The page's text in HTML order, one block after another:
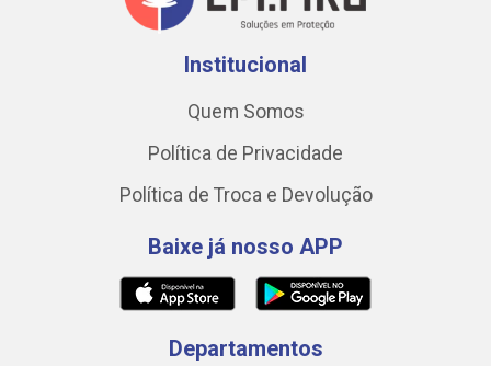
Institucional
Quem Somos
Política de Privacidade
Política de Troca e Devolução
Baixe já nosso APP
Departamentos